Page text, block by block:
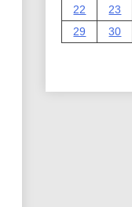
22
23
29
30